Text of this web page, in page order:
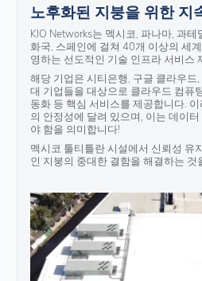
노후화된 지붕을 위한 지
KIO Networks는 멕시코, 파나마, 과
화국, 스페인에 걸쳐 40개 이상의 세
영하는 선도적인 기술 인프라 서비스
해당 기업은 시티은행, 구글 클라우드
대 기업들을 대상으로 클라우드 컴퓨
동화 등 핵심 서비스를 제공합니다.
의 안정성에 달려 있으며, 이는 데이
야 함을 의미합니다!
멕시코 툴티틀란 시설에서 신뢰성 유
인 지붕의 중대한 결함을 해결하는 것